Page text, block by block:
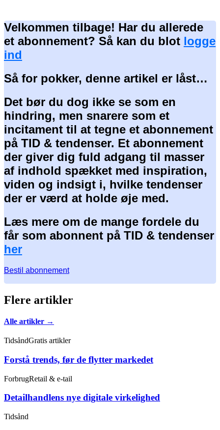
Velkommen tilbage! Har du allerede
et abonnement? Så kan du blot logge
ind
Så for pokker, denne artikel er låst…
Det bør du dog ikke se som en
hindring, men snarere som et
incitament til at tegne et abonnement
på TID & tendenser. Et abonnement
der giver dig fuld adgang til masser
af indhold spækket med inspiration,
viden og indsigt i, hvilke tendenser
der er værd at holde øje med.
Læs mere om de mange fordele du
får som abonnent på TID & tendenser
her
Bestil abonnement
Flere artikler
Alle artikler →
TidsåndGratis artikler
Forstå trends, før de flytter markedet
ForbrugRetail & e-tail
Detailhandlens nye digitale virkelighed
Tidsånd